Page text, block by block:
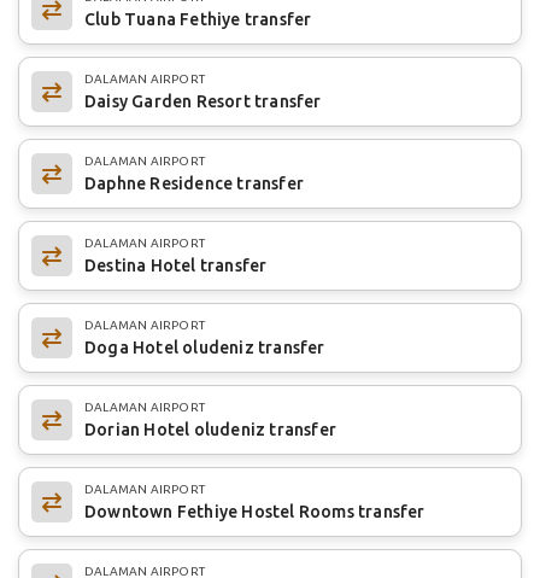
Club Tuana Fethiye transfer
DALAMAN AIRPORT
Daisy Garden Resort transfer
DALAMAN AIRPORT
Daphne Residence transfer
DALAMAN AIRPORT
Destina Hotel transfer
DALAMAN AIRPORT
Doga Hotel oludeniz transfer
DALAMAN AIRPORT
Dorian Hotel oludeniz transfer
DALAMAN AIRPORT
Downtown Fethiye Hostel Rooms transfer
DALAMAN AIRPORT